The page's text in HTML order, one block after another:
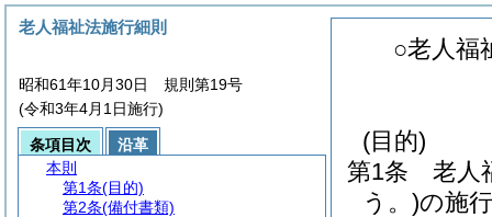
○老人福
(目的)
第1条
老人
う。)の施
老人福祉法施行細則
昭和61年10月30日 規則第19号
(令和3年4月1日施行)
条項目次
沿革
本則
第1条(目的)
第2条(備付書類)